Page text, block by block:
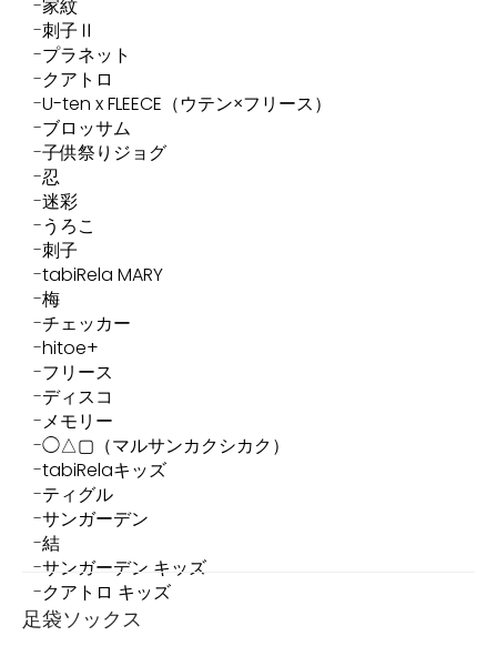
家紋
刺子Ⅱ
プラネット
クアトロ
U-ten x FLEECE（ウテン×フリース）
ブロッサム
子供祭りジョグ
忍
迷彩
うろこ
刺子
tabiRela MARY
梅
チェッカー
hitoe+
フリース
ディスコ
メモリー
◯△▢（マルサンカクシカク）
tabiRelaキッズ
ティグル
サンガーデン
結
サンガーデン キッズ
クアトロ キッズ
足袋ソックス